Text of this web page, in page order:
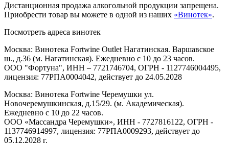
Дистанционная продажа алкогольной продукции запрещена.
Приобрести товар вы можете в одной из наших «Винотек».
Посмотреть адреса винотек
Москва: Винотека Fortwine Outlet Нагатинская. Варшавское
ш., д.36 (м. Нагатинская). Ежедневно с 10 до 23 часов.
ООО "Фортуна", ИНН – 7721746704, ОГРН - 1127746004495,
лицензия: 77РПА0004042, действует до 24.05.2028
Москва: Винотека Fortwine Черемушки ул.
Новочеремушкинская, д.15/29. (м. Академическая).
Ежедневно с 10 до 22 часов.
ООО «Массандра Черемушки», ИНН - 7727816122, ОГРН -
1137746914997, лицензия: 77РПА0009293, действует до
05.12.2028 г.